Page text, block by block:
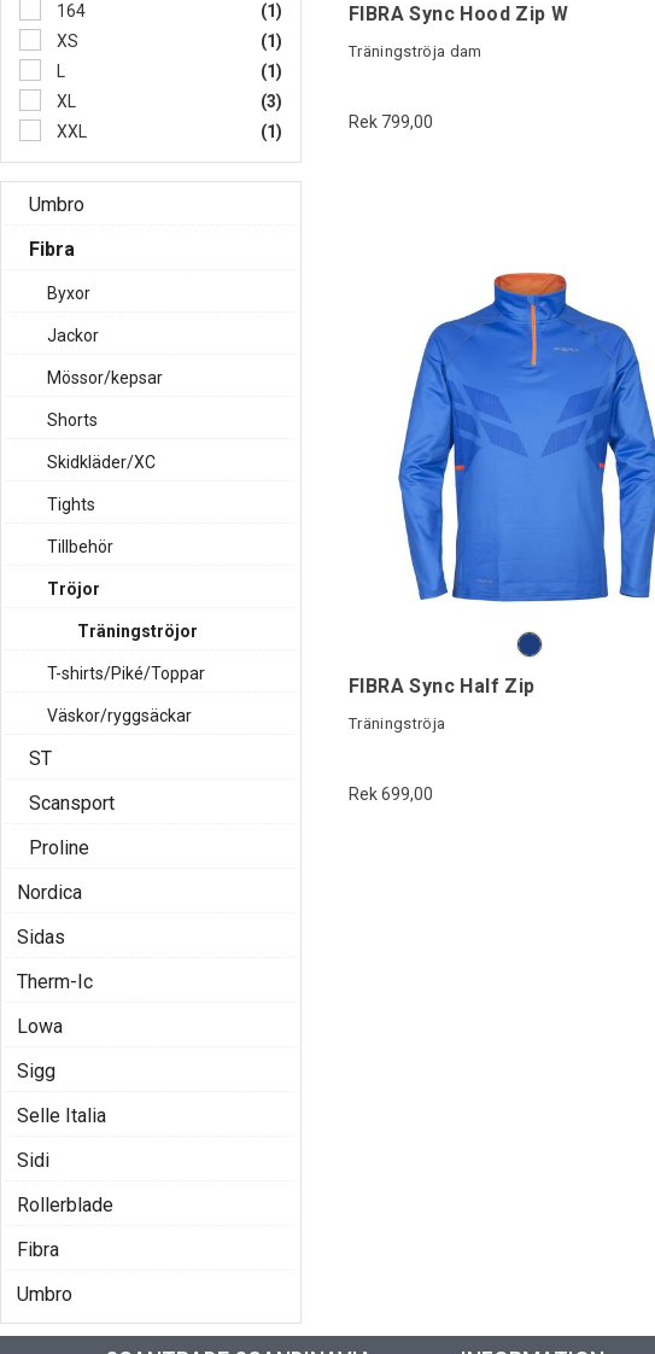
164
(1)
XS
(1)
(1)
XL
(3)
XXL
(1)
Umbro
Fibra
Byxor
Jackor
Mössor/kepsar
Shorts
Skidkläder/XC
Tights
Tillbehör
Tröjor
Träningströjor
T-shirts/Piké/Toppar
Väskor/ryggsäckar
ST
Scansport
Proline
Nordica
Sidas
Therm-Ic
Lowa
Sigg
Selle Italia
Sidi
Rollerblade
Fibra
Umbro
FIBRA Sync Hood Zip W
Träningströja dam
Rek 799,00
FIBRA Sync Half Zip
Träningströja
Rek 699,00